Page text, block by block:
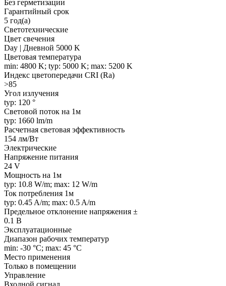
Без герметизации
Гарантийный срок
5 год(а)
Светотехнические
Цвет свечения
Day | Дневной 5000 K
Цветовая температура
min: 4800 K; typ: 5000 K; max: 5200 K
Индекс цветопередачи CRI (Ra)
>85
Угол излучения
typ: 120 °
Световой поток на 1м
typ: 1660 lm/m
Расчетная световая эффективность
154 лм/Вт
Электрические
Напряжение питания
24 V
Мощность на 1м
typ: 10.8 W/m; max: 12 W/m
Ток потребления 1м
typ: 0.45 A/m; max: 0.5 A/m
Предельное отклонение напряжения ±
0.1 В
Эксплуатационные
Диапазон рабочих температур
min: -30 °C; max: 45 °C
Место применения
Только в помещении
Управление
Входной сигнал